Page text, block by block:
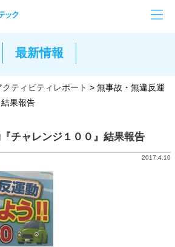
最新情報
クティビティレポート > 無事故・無違反運
果報告
チャレンジ１００』結果報告
2017.4.10